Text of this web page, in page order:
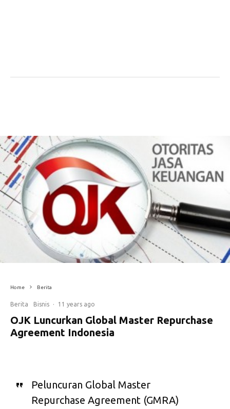
Home Berita
Berita Bisnis · 11 years ago
OJK Luncurkan Global Master Repurchase
Agreement Indonesia
Peluncuran Global Master
Repurchase Agreement (GMRA)